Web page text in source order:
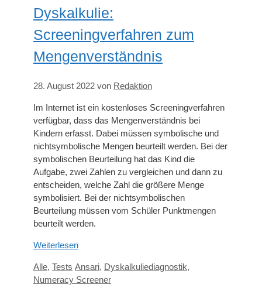
Dyskalkulie:
Screeningverfahren zum
Mengenverständnis
28. August 2022 von Redaktion
Im Internet ist ein kostenloses Screeningverfahren
verfügbar, dass das Mengenverständnis bei
Kindern erfasst. Dabei müssen symbolische und
nichtsymbolische Mengen beurteilt werden. Bei der
symbolischen Beurteilung hat das Kind die
Aufgabe, zwei Zahlen zu vergleichen und dann zu
entscheiden, welche Zahl die größere Menge
symbolisiert. Bei der nichtsymbolischen
Beurteilung müssen vom Schüler Punktmengen
beurteilt werden.
Weiterlesen
Kategorien
Alle, Tests Schlagwörter
Ansari, Dyskalkuliediagnostik,
Numeracy Screener